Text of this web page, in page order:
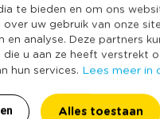
te bieden en om ons
uw gebruik van onze
en analyse. Deze partners
u aan ze heeft verstrekt
hun services. Lees meer in
Alles toestaan